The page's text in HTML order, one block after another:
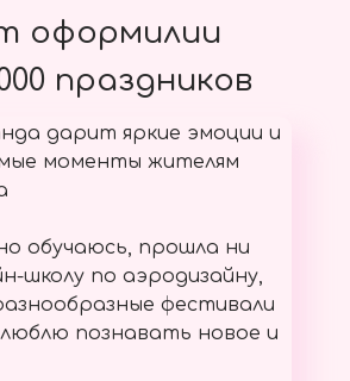
оформилии
праздников
дарит яркие эмоции и
моменты жителям
обучаюсь, прошла ни
школу по аэродизайну,
фестивали
люблю познавать новое и